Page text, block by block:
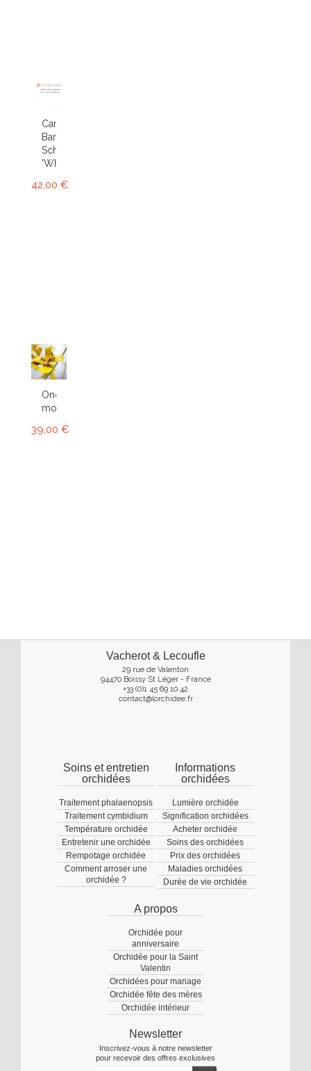
Cambria
Bartley
Schwartz
'White'...
42,00 €
Oncidium
montanum
39,00 €
Vacherot & Lecoufle
29 rue de Valenton
94470 Boissy St Léger - France
+33 (0)1 45 69 10 42
contact@lorchidee.fr
Soins et entretien
orchidées
Traitement phalaenopsis
Traitement cymbidium
Température orchidée
Entretenir une orchidée
Rempotage orchidée
Comment arroser une
orchidée ?
Informations
orchidées
Lumière orchidée
Signification orchidées
Acheter orchidée
Soins des orchidées
Prix des orchidées
Maladies orchidées
Durée de vie orchidée
A propos
Orchidée pour
anniversaire
Orchidée pour la Saint
Valentin
Orchidées pour mariage
Orchidée fête des mères
Orchidée intérieur
Newsletter
Inscrivez-vous à notre newsletter
pour recevoir des offres exclusives